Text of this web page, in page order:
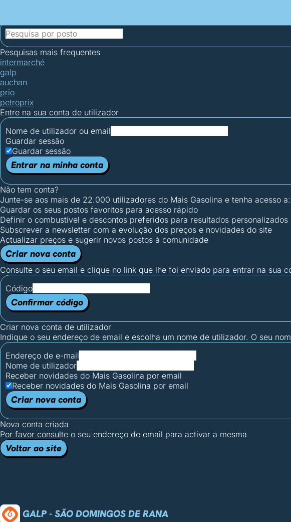
Pesquisas mais frequentes
intermarché
galp
auchan
prio
petroprix
Entre na sua conta de utilizador
Nome de utilizador ou email
Guardar sessão
Guardar sessão
Entrar na minha conta
Não tem conta?
Junte-se aos mais de 22.000 utilizadores do Mais Gasolina e tenha acesso a:
Guardar os seus postos favoritos para acesso rápido
Definir o combustível e descontos preferidos para resultados personalizados
Subscrever a newsletter com a evolução dos preços e novidades do site
Actualizar preços e sugerir novos postos à comunidade
Criar nova conta
Consulte o seu email e clique no link que lhe foi enviado para entrar na sua
Código
Confirmar código
Criar nova conta de utilizador
Indique o seu endereço de email e escolha um nome de utilizador. O seu
Endereço de e-mail
Nome de utilizador
Receber novidades do Mais Gasolina por email
Receber novidades do Mais Gasolina por email
Criar nova conta
Nova conta criada
Por favor consulte o seu endereço de email para activar a mesma
Voltar ao site
GALP - SÃO DOMINGOS DE RANA